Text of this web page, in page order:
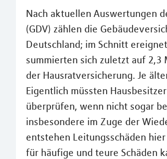
Nach aktuellen Auswertungen
(GDV) zählen die
Deutschland; im Schnitt
summierten sich zuletzt auf 2,3
der Hausratversicherung. Je
Eigentlich müssten
überprüfen, wenn nicht sogar
insbesondere im Zuge der
entstehen Leitungsschäden
für häufige und teure Schäden